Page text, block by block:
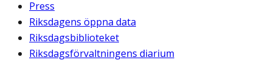
Press
Riksdagens öppna data
Riksdagsbiblioteket
Riksdagsförvaltningens diarium